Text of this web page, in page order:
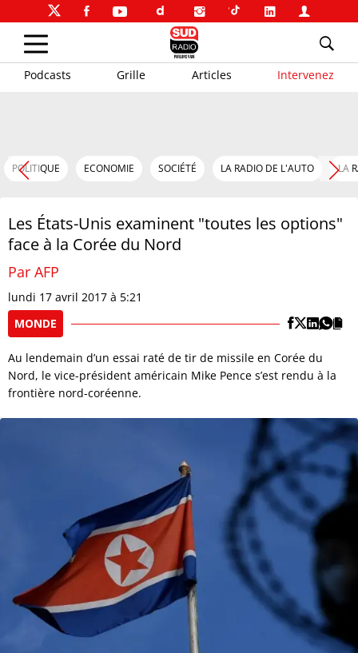
Podcasts Grille Articles Intervenez
POLITIQUE ECONOMIE SOCIÉTÉ LA RADIO DE L'AUTO LA
Les États-Unis examinent "toutes les options"
face à la Corée du Nord
Par AFP
lundi 17 avril 2017 à 5:21
MONDE
Au lendemain d’un essai raté de tir de missile en Corée du
Nord, le vice-président américain Mike Pence s’est rendu à la
frontière nord-coréenne.